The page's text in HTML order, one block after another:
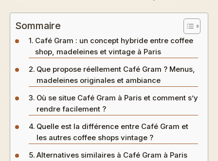
Sommaire
Café Gram : un concept hybride entre coffee
shop, madeleines et vintage à Paris
Que propose réellement Café Gram ? Menus,
madeleines originales et ambiance
Où se situe Café Gram à Paris et comment s’y
rendre facilement ?
Quelle est la différence entre Café Gram et
les autres coffee shops vintage ?
Alternatives similaires à Café Gram à Paris